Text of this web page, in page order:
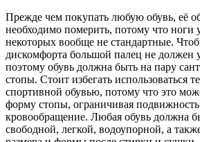
Прежде чем покупать любую обувь, её
необходимо померить, потому что ноги
некоторых вообще не стандартные.
дискомфорта большой палец не должен
поэтому обувь должна быть на пару
стопы. Стоит избегать использоваться
спортивной обувью, потому что это
форму стопы, ограничивая
кровообращение. Любая обувь должна
свободной, легкой, водоупорной, а